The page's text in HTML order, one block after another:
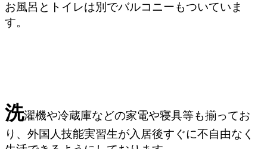
お風呂とトイレは別でバルコニーもついていま
す。
洗濯機や冷蔵庫などの家電や寝具等も揃ってお
り、外国人技能実習生が入居後すぐに不自由なく